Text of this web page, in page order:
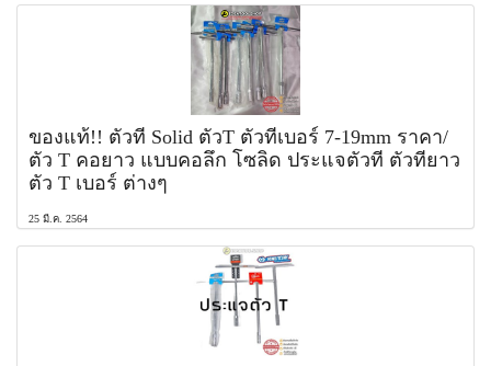
ของแท้!! ตัวที Solid ตัวT ตัวทีเบอร์ 7-19mm ราคา/
ตัว T คอยาว แบบคอลึก โซลิด ประแจตัวที ตัวทียาว
ตัว T เบอร์ ต่างๆ
25 มี.ค. 2564